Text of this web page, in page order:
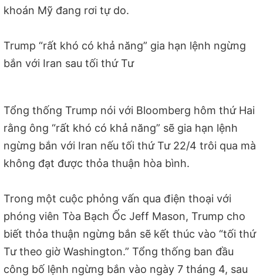
khoán Mỹ đang rơi tự do.
Trump “rất khó có khả năng” gia hạn lệnh ngừng
bắn với Iran sau tối thứ Tư
Tổng thống Trump nói với Bloomberg hôm thứ Hai
rằng ông “rất khó có khả năng” sẽ gia hạn lệnh
ngừng bắn với Iran nếu tối thứ Tư 22/4 trôi qua mà
không đạt được thỏa thuận hòa bình.
Trong một cuộc phỏng vấn qua điện thoại với
phóng viên Tòa Bạch Ốc Jeff Mason, Trump cho
biết thỏa thuận ngừng bắn sẽ kết thúc vào “tối thứ
Tư theo giờ Washington.” Tổng thống ban đầu
công bố lệnh ngừng bắn vào ngày 7 tháng 4, sau